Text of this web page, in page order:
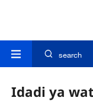
search
Idadi ya